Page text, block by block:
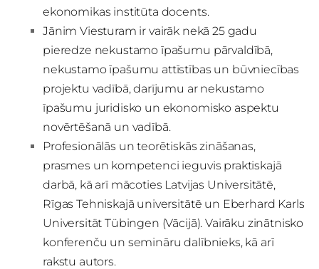
ekonomikas institūta docents.
Jānim Viesturam ir vairāk nekā 25 gadu
pieredze nekustamo īpašumu pārvaldībā,
nekustamo īpašumu attīstības un būvniecības
projektu vadībā, darījumu ar nekustamo
īpašumu juridisko un ekonomisko aspektu
novērtēšanā un vadībā.
Profesionālās un teorētiskās zināšanas,
prasmes un kompetenci ieguvis praktiskajā
darbā, kā arī mācoties Latvijas Universitātē,
Rīgas Tehniskajā universitātē un Eberhard Karls
Universität Tübingen (Vācijā). Vairāku zinātnisko
konferenču un semināru dalībnieks, kā arī
rakstu autors.